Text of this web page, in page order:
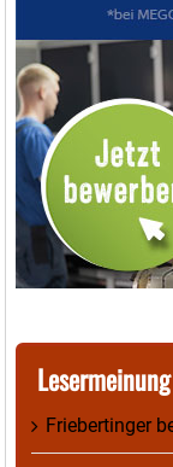
Lesermeinung
Friebertinger